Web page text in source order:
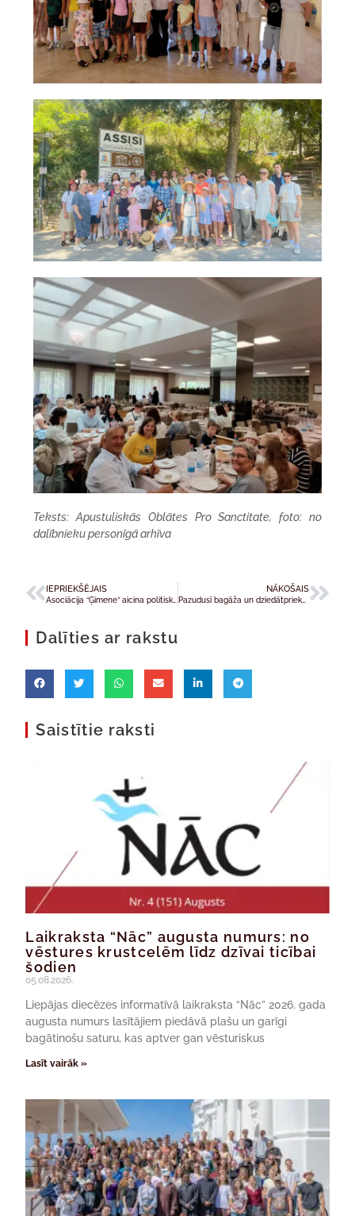
Teksts: Apustuliskās Oblātes Pro Sanctitate, foto: no
dalībnieku personīgā arhīva
IEPRIEKŠĒJAIS NĀKOŠAIS
Pazudusī bagāža un dziedātprieks: Piotrs Palka Liepājā
Dalīties ar rakstu
Saistītie raksti
Laikraksta “Nāc” augusta numurs: no
vēstures krustcelēm līdz dzīvai ticībai
šodien
05.08.2026.
Liepājas diecēzes informatīvā laikraksta “Nāc” 2026. gada
augusta numurs lasītājiem piedāvā plašu un garīgi
bagātinošu saturu, kas aptver gan vēsturiskus
Lasīt vairāk »